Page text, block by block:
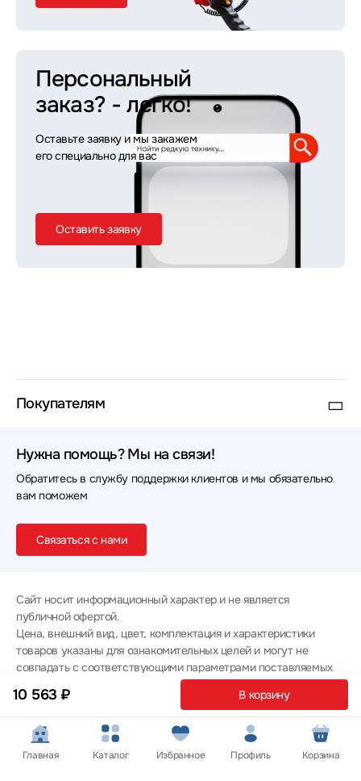
10 563 ₽ В корзину
Персональный
заказ? - легко!
Оставьте заявку и мы закажем
его специально для вас
Оставить заявку
Покупателям
Нужна помощь? Мы на связи!
Обратитесь в службу поддержки клиентов и мы обязательно
вам поможем
Связаться с нами
Сайт носит информационный характер и не является
публичной офертой.
Цена, внешний вид, цвет, комплектация и характеристики
товаров указаны для ознакомительных целей и могут не
совпадать с соответствующими параметрами поставляемых
товаров - уточняйте информацию у менеджера при
оформлении заказа.
Политика конфиденциальности
© 2012 — 2026 ООО «Эпл Тэк»
Главная Каталог Избранное Профиль Корзина